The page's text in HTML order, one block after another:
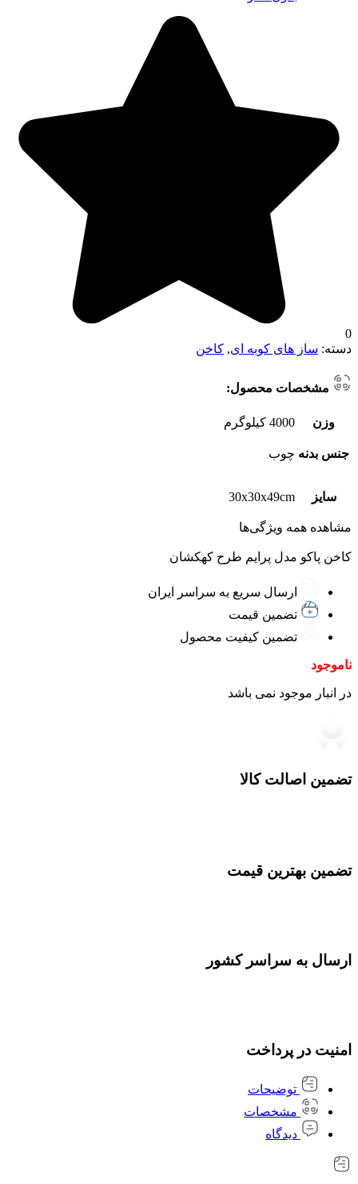
0
دسته: ساز های کوبه ای, کاخن
مشخصات محصول:
وزن 4000 کیلوگرم
جنس بدنه چوب
سایز 30x30x49cm
مشاهده همه ویژگی‌ها
کاخن پاکو مدل پرایم طرح کهکشان
ارسال سریع به سراسر ایران
تضمین قیمت
تضمین کیفیت محصول
ناموجود
در انبار موجود نمی باشد
تضمین اصالت کالا
تضمین بهترین قیمت
ارسال به سراسر کشور
امنیت در پرداخت
توضیحات
مشخصات
دیدگاه